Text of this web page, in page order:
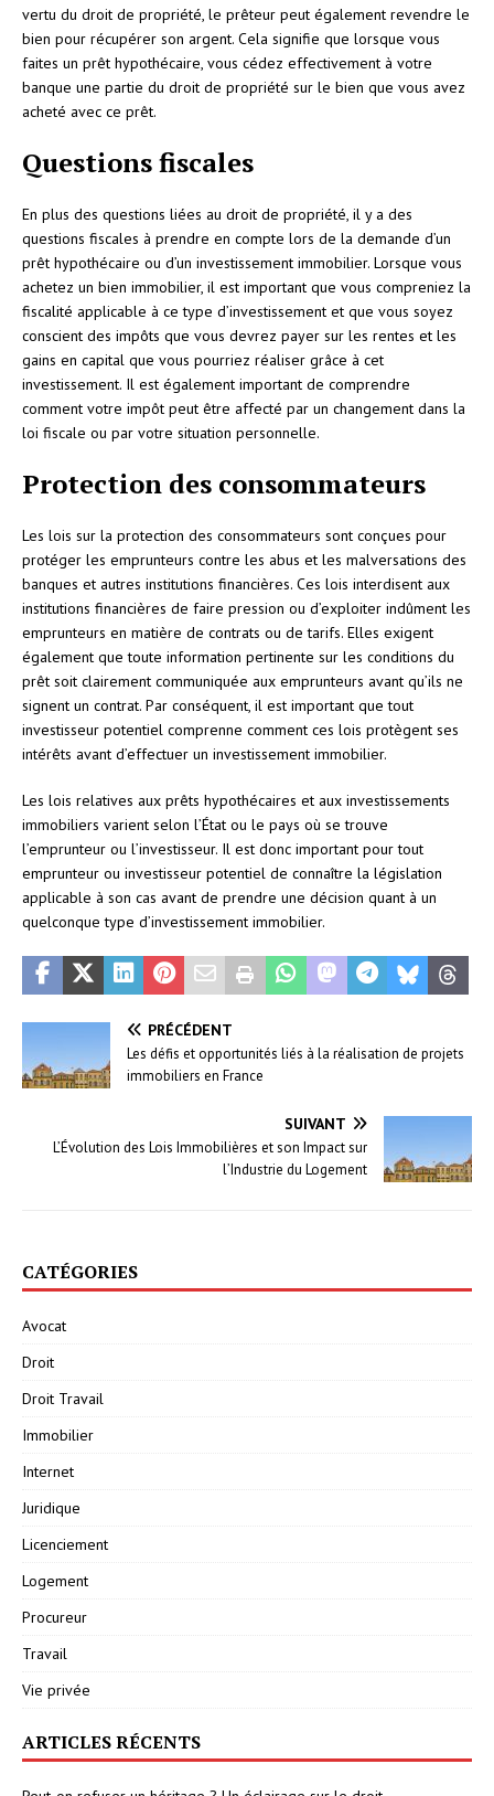
vertu du droit de propriété, le prêteur peut également revendre le
bien pour récupérer son argent. Cela signifie que lorsque vous
faites un prêt hypothécaire, vous cédez effectivement à votre
banque une partie du droit de propriété sur le bien que vous avez
acheté avec ce prêt.
Questions fiscales
En plus des questions liées au droit de propriété, il y a des
questions fiscales à prendre en compte lors de la demande d’un
prêt hypothécaire ou d’un investissement immobilier. Lorsque vous
achetez un bien immobilier, il est important que vous compreniez la
fiscalité applicable à ce type d’investissement et que vous soyez
conscient des impôts que vous devrez payer sur les rentes et les
gains en capital que vous pourriez réaliser grâce à cet
investissement. Il est également important de comprendre
comment votre impôt peut être affecté par un changement dans la
loi fiscale ou par votre situation personnelle.
Protection des consommateurs
Les lois sur la protection des consommateurs sont conçues pour
protéger les emprunteurs contre les abus et les malversations des
banques et autres institutions financières. Ces lois interdisent aux
institutions financières de faire pression ou d’exploiter indûment les
emprunteurs en matière de contrats ou de tarifs. Elles exigent
également que toute information pertinente sur les conditions du
prêt soit clairement communiquée aux emprunteurs avant qu’ils ne
signent un contrat. Par conséquent, il est important que tout
investisseur potentiel comprenne comment ces lois protègent ses
intérêts avant d’effectuer un investissement immobilier.
Les lois relatives aux prêts hypothécaires et aux investissements
immobiliers varient selon l’État ou le pays où se trouve
l’emprunteur ou l’investisseur. Il est donc important pour tout
emprunteur ou investisseur potentiel de connaître la législation
applicable à son cas avant de prendre une décision quant à un
quelconque type d’investissement immobilier.
PRÉCÉDENT
Les défis et opportunités liés à la réalisation de projets
immobiliers en France
SUIVANT
L’Évolution des Lois Immobilières et son Impact sur
l’Industrie du Logement
CATÉGORIES
Avocat
Droit
Droit Travail
Immobilier
Internet
Juridique
Licenciement
Logement
Procureur
Travail
Vie privée
ARTICLES RÉCENTS